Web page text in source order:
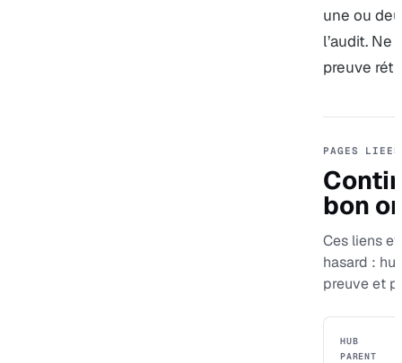
une ou
l’audit. Ne
preuve
PAGES LIEES
bon
Ces liens
hasard :
preuve et
HUB
PARENT